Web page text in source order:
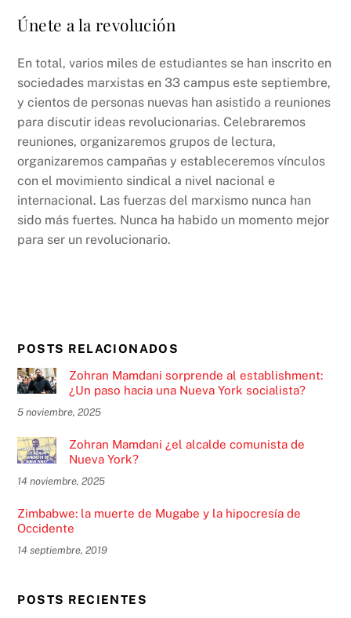
Únete a la revolución
En total, varios miles de estudiantes se han inscrito en
sociedades marxistas en 33 campus este septiembre,
y cientos de personas nuevas han asistido a reuniones
para discutir ideas revolucionarias. Celebraremos
reuniones, organizaremos grupos de lectura,
organizaremos campañas y estableceremos vínculos
con el movimiento sindical a nivel nacional e
internacional. Las fuerzas del marxismo nunca han
sido más fuertes. Nunca ha habido un momento mejor
para ser un revolucionario.
POSTS RELACIONADOS
Zohran Mamdani sorprende al establishment:
¿Un paso hacia una Nueva York socialista?
5 noviembre, 2025
Zohran Mamdani ¿el alcalde comunista de
Nueva York?
14 noviembre, 2025
Zimbabwe: la muerte de Mugabe y la hipocresía de
Occidente
14 septiembre, 2019
POSTS RECIENTES